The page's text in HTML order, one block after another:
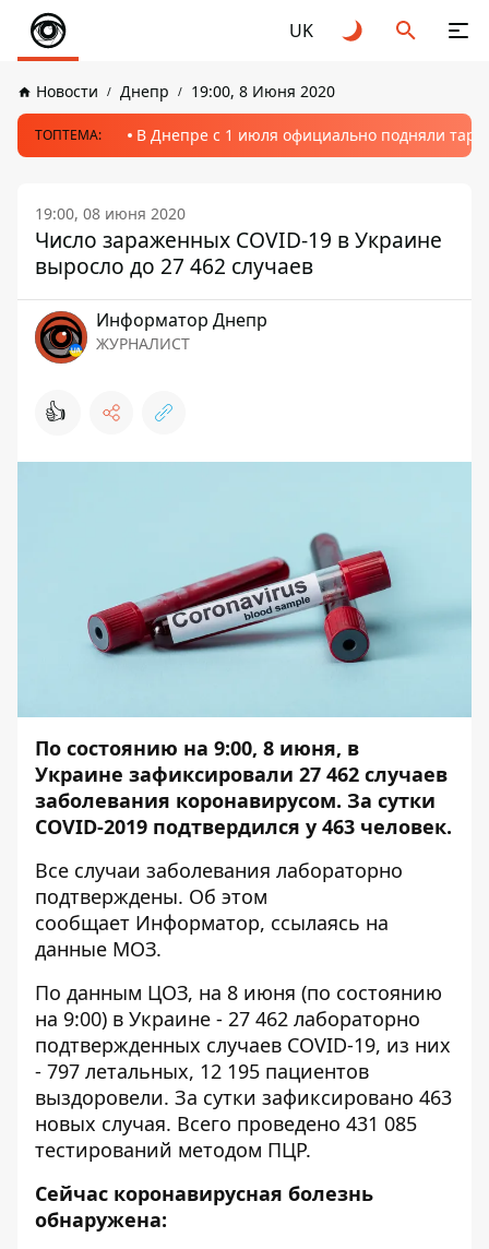
UK
Новости Днепр 19:00, 8 Июня 2020
ТОПТЕМА: В Днепре с 1 июля официально подняли
19:00, 08 июня 2020
Число зараженных COVID-19 в Украине
выросло до 27 462 случаев
Информатор Днепр
ЖУРНАЛИСТ
👍
По состоянию на 9:00, 8 июня, в
Украине зафиксировали 27 462 случаев
заболевания коронавирусом. За сутки
COVID-2019 подтвердился у 463 человек.
Все случаи заболевания лабораторно
подтверждены. Об этом
сообщает Информатор, ссылаясь на
данные МОЗ.
По данным ЦОЗ, на 8 июня (по состоянию
на 9:00) в Украине - 27 462 лабораторно
подтвержденных случаев COVID-19, из них
- 797 летальных, 12 195 пациентов
выздоровели. За сутки зафиксировано 463
новых случая. Всего проведено 431 085
тестирований методом ПЦР.
Сейчас коронавирусная болезнь
обнаружена: